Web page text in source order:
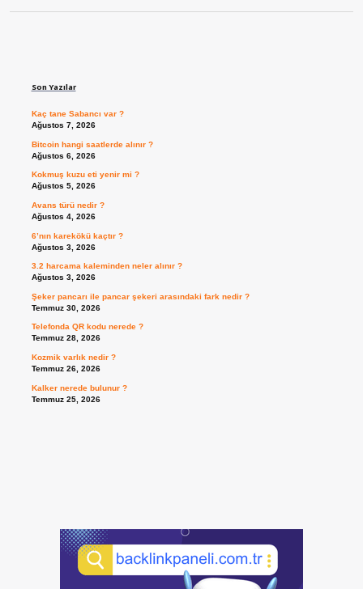
Son Yazılar
Kaç tane Sabancı var ?
Ağustos 7, 2026
Bitcoin hangi saatlerde alınır ?
Ağustos 6, 2026
Kokmuş kuzu eti yenir mi ?
Ağustos 5, 2026
Avans türü nedir ?
Ağustos 4, 2026
6’nın karekökü kaçtır ?
Ağustos 3, 2026
3.2 harcama kaleminden neler alınır ?
Ağustos 3, 2026
Şeker pancarı ile pancar şekeri arasındaki fark nedir ?
Temmuz 30, 2026
Telefonda QR kodu nerede ?
Temmuz 28, 2026
Kozmik varlık nedir ?
Temmuz 26, 2026
Kalker nerede bulunur ?
Temmuz 25, 2026